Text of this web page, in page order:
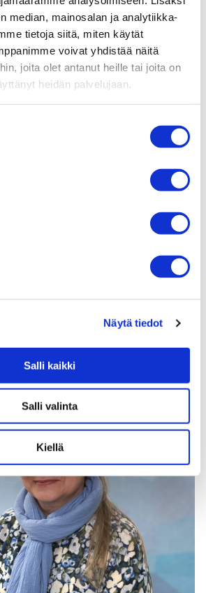
median, mainosalan ja analytiikka-
tietoja siitä, miten käytät
voivat yhdistää näitä
joita olet antanut heille tai joita on
heidän palvelujaan.
Näytä tiedot
Salli kaikki
Salli valinta
Kiellä